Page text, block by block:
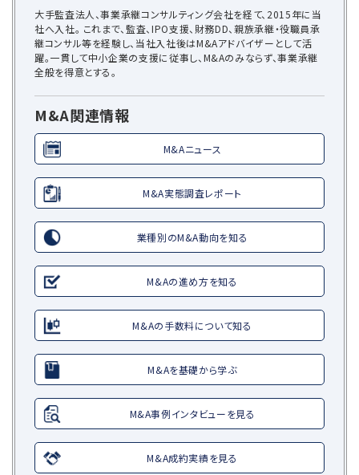
大手監査法人、事業承継コンサルティング会社を経て、2015年に当
社へ入社。 これまで、監査、IPO支援、財務DD、親族承継・役職員承
継コンサル等を経験し、当社入社後はM&Aアドバイザーとして活
躍。一貫して中小企業の支援に従事し、M&Aのみならず、事業承継
全般を得意とする。
M&A関連情報
M&Aニュース
M&A実態調査レポート
業種別のM&A動向を知る
M&Aの進め方を知る
M&Aの手数料について知る
M&Aを基礎から学ぶ
M&A事例インタビューを見る
M&A成約実績を見る